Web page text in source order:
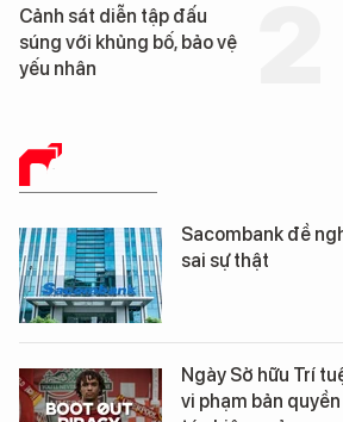
Cảnh sát diễn tập đấu
súng với khủng bố, bảo vệ
yếu nhân
BÁO CHÍ SỐ
Sacombank đề
sai sự thật
Ngày Sở hữu Trí
vi phạm bản